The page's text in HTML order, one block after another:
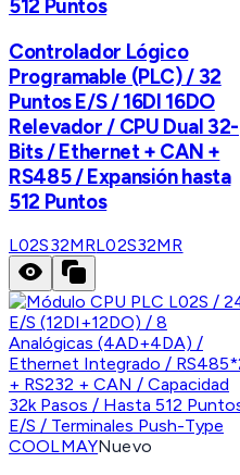
512 Puntos
Controlador Lógico
Programable (PLC) / 32
Puntos E/S / 16DI 16DO
Relevador / CPU Dual 32-
Bits / Ethernet + CAN +
RS485 / Expansión hasta
512 Puntos
L02S32MRL02S32MR
COOLMAYNuevo